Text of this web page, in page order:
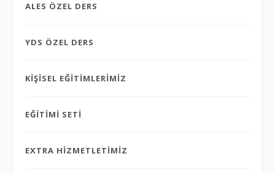
ALES ÖZEL DERS
YDS ÖZEL DERS
KİŞİSEL EĞİTİMLERİMİZ
EĞİTİMİ SETİ
EXTRA HİZMETLETİMİZ